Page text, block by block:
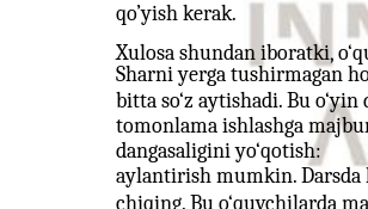
qo’yish kerak.
Xulosa shundan iboratki,
Sharni yerga tushirmagan
bitta so‘z aytishadi. Bu
tomonlama ishlashga
dangasaligini yo‘qotish:
aylantirish mumkin. Darsda
chiqing. Bu o‘quvchilarda